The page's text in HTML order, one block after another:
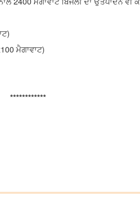
ਮੈਗਾਵਾਟ)
************